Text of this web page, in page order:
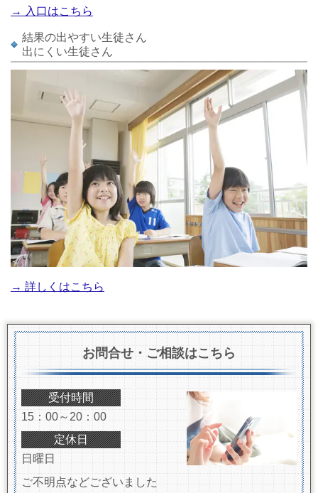
→ 入口はこちら
結果の出やすい生徒さん
出にくい生徒さん
→ 詳しくはこちら
お問合せ・ご相談はこちら
受付時間
15：00～20：00
定休日
日曜日
ご不明点などございました